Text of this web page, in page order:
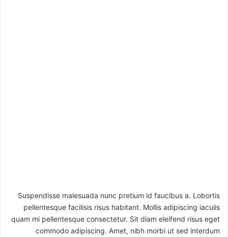
Suspendisse malesuada nunc pretium id faucibus a. Lobortis
pellentesque facilisis risus habitant. Mollis adipiscing iaculis
quam mi pellentesque consectetur. Sit diam eleifend risus eget
commodo adipiscing. Amet, nibh morbi ut sed interdum